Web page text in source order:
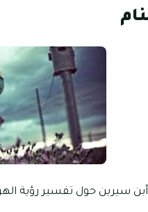
سيرين حول تفسير رؤية